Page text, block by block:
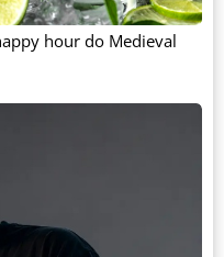
hour do Medieval